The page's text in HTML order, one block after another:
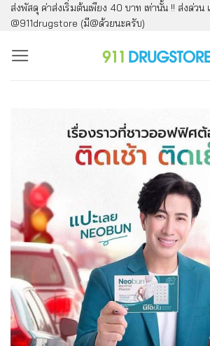
ข้าม
ไป
ยัง
ส่งพัสดุ ค่าส่งเริ่มต้นเพียง 40 บาท เท่านั้น !! ส่งด่วน
@911drugstore (มี@ด้วยนะครับ)